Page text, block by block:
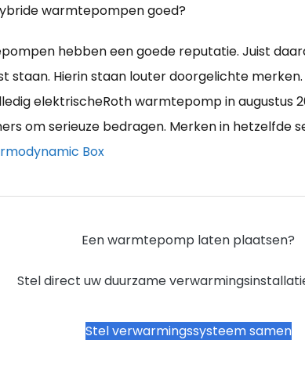
warmtepompen goed?
hebben een goede reputatie. Juist
staan. Hierin staan louter doorgelichte
elektrischeRoth warmtepomp in augustus
om serieuze bedragen. Merken in hetzelfde
Box
Een warmtepomp laten plaatsen?
Stel direct uw duurzame
Stel verwarmingssysteem samen